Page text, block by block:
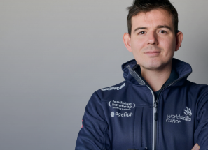
Suivez l’Équipe de
Shanghai 2026
Questions fréquentes
Actualités
Espace presse
Inscription à la newsletter
Espace membres